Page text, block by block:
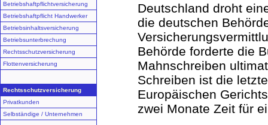
Betriebshaftpflichtversicherung
Betriebshaftpflicht Handwerker
Betriebsinhaltsversicherung
Betriebsunterbrechung
Rechtsschutzversicherung
Flottenversicherung
Rechtsschutzversicherung
Privatkunden
Selbständige / Unternehmen
Deutschland droht
die deutschen
Behörde forderte die
Mahnschreiben
Schreiben ist die
Europäischen
zwei Monate Zeit für